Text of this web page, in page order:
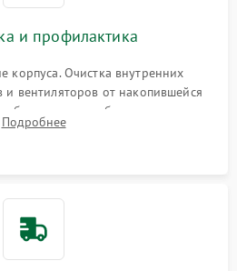
и профилактика
корпуса. Очистка внутренних
и вентиляторов от накопившейся
блока питания, балласта лампы и
наличие прогаров или вздутых
Подробнее